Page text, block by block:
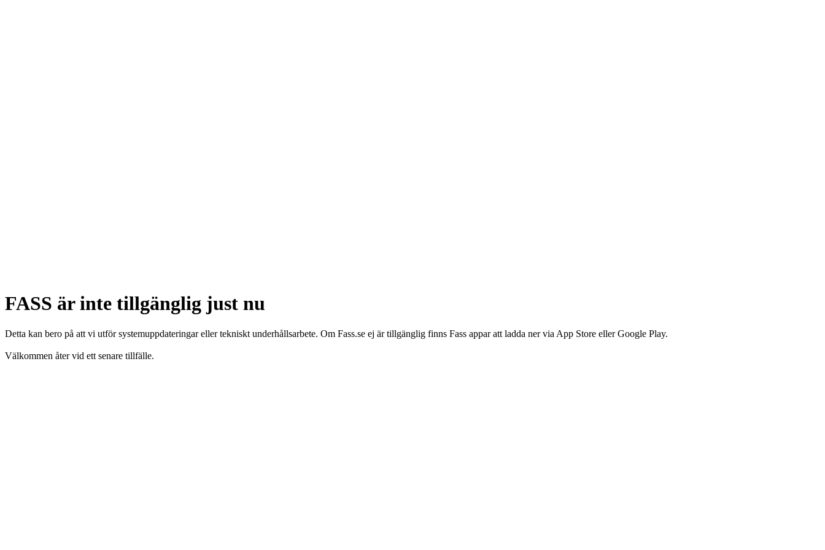
FASS är inte tillgänglig just nu
Detta kan bero på att vi utför systemuppdateringar eller tekniskt underhållsarbete. Om Fass.se ej är tillgänglig finns Fass appar att ladda ner via App Store eller Google Play.
Välkommen åter vid ett senare tillfälle.